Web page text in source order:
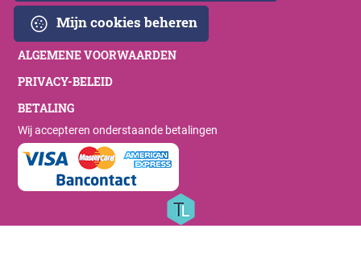
Mijn cookies beheren
ALGEMENE VOORWAARDEN
PRIVACY-BELEID
BETALING
Wij accepteren onderstaande betalingen